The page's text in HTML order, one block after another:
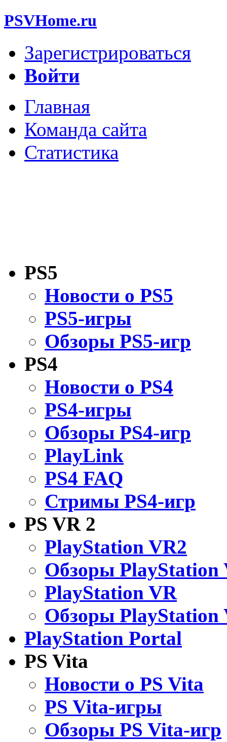
PSVHome.ru
Зарегистрироваться
Войти
Главная
Команда сайта
Статистика
PS5
Новости о PS5
PS5-игры
Обзоры PS5-игр
PS4
Новости о PS4
PS4-игры
Обзоры PS4-игр
PlayLink
PS4 FAQ
Стримы PS4-игр
PS VR 2
PlayStation VR2
Обзоры PlayStation
PlayStation VR
Обзоры PlayStation
PlayStation Portal
PS Vita
Новости о PS Vita
PS Vita-игры
Обзоры PS Vita-игр